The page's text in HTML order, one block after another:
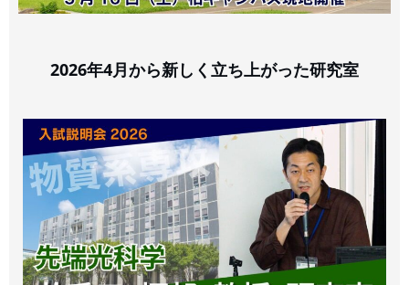
2026年4月から新しく立ち上がった研究室